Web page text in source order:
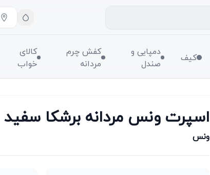
کیف
دمپایی و
صندل
کفش چرم
مردانه
کالای
خواب
اسپرت ونس مردانه برشکا سفید
ونس